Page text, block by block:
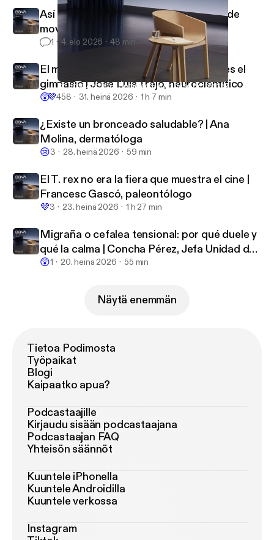
Dr. Jose Abellán: ¿Cómo actuar en caso de infarto?
BBVA Aprendemos juntos
Así reacciona tu cuerpo cuando dejas de
moverte | Inés Moreno, traumatóloga
1 4. elo 2026 48 min
El mejor lugar para hacer ejercicio no es el
gimnasio | José Luis Trejo, neurocientífico
😲💜458 31. heinä 2026 1 h 7 min
¿Existe un bronceado saludable? | Ana
Molina, dermatóloga
😢3 28. heinä 2026 59 min
El T. rex no era la fiera que muestra el cine |
Francesc Gascó, paleontólogo
💜3 23. heinä 2026 1 h 27 min
Migraña o cefalea tensional: por qué duele y
qué la calma | Concha Pérez, Jefa Unidad del
Dolor
😲1 20. heinä 2026 55 min
Näytä enemmän
Tietoa Podimosta
Työpaikat
Blogi
Kaipaatko apua?
Podcastaajille
Kirjaudu sisään podcastaajana
Podcastaajan FAQ
Yhteisön säännöt
Kuuntele iPhonella
Kuuntele Androidilla
Kuuntele verkossa
Instagram